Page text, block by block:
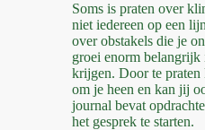
Soms is praten over
niet iedereen op een
over obstakels die je
groei enorm belangrijk
krijgen. Door te praten
om je heen en kan jij
journal bevat
het gesprek te starten.